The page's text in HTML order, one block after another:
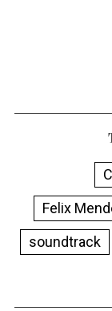
Felix
soundtrack